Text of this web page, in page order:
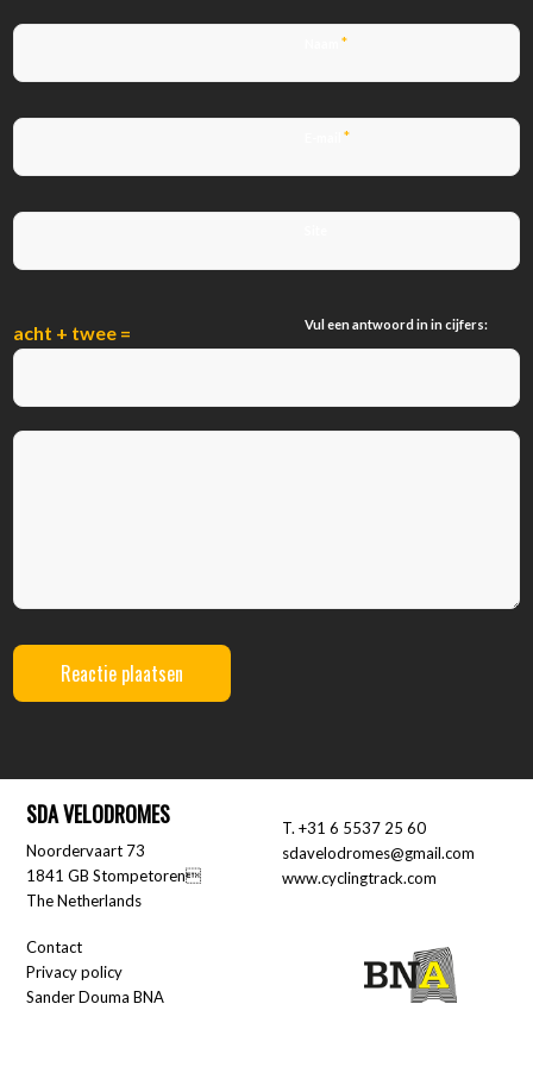
Naam*
E-mail*
Vul een antwoord in in cijfers:
acht + twee =
SDA VELODROMES
Noordervaart 73
1841 GB Stompetoren
The Netherlands
T.+31 6 5537 25 60
sdavelodromes@gmail.com
www.cyclingtrack.com
Contact
Privacy policy
Sander Douma BNA